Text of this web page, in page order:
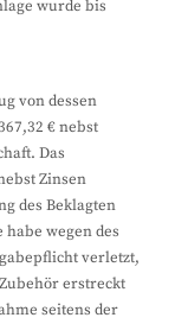
wurde bis
von dessen
€ nebst
Das
Zinsen
des Beklagten
wegen des
verletzt,
erstreckt
seitens der